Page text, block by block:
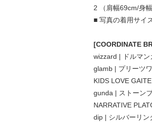
2 （肩幅69cm/身
■ 写真の着用サイ
[COORDINATE
wizzard | ドルマン
glamb | プリーツ
KIDS LOVE
gunda | ストーン
NARRATIVE
dip | シルバーリン